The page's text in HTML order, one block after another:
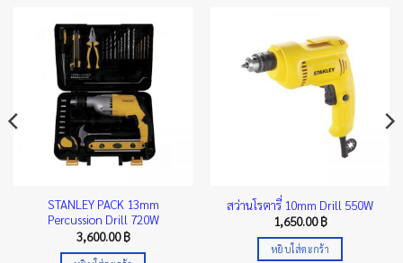
STANLEY PACK 13mm
Percussion Drill 720W
3,600.00฿
สว่านโรตารี่ 10mm Drill 550W
1,650.00฿
หยิบใส่ตะกร้า